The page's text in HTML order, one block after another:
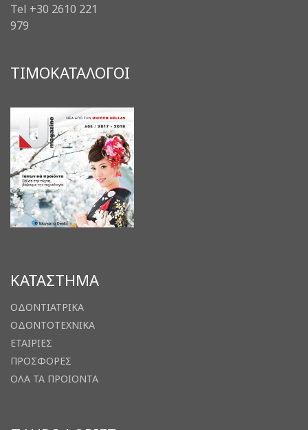
Tel +30 2610 221
979
ΤΙΜΟΚΑΤΑΛΟΓΟΙ
ΚΑΤΑΣΤΗΜΑ
ΟΔΟΝΤΙΑΤΡΙΚΑ
ΟΔΟΝΤΟΤΕΧΝΙΚΑ
ΕΤΑΙΡΙΕΣ
ΠΡΟΣΦΟΡΕΣ
ΟΛΑ ΤΑ ΠΡΟΙΟΝΤΑ